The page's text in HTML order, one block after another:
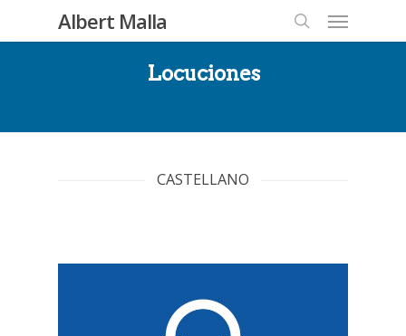
Albert Malla
search
Menu
Locuciones
CASTELLANO